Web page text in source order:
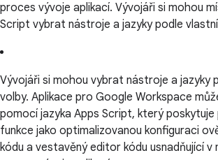
proces vývoje aplikací. Vývojáři si mohou
Script vybrat nástroje a jazyky podle
Vývojáři si mohou vybrat nástroje a jazyky
volby. Aplikace pro Google Workspace
pomocí jazyka Apps Script, který
funkce jako optimalizovanou konfiguraci
kódu a vestavěný editor kódu usnadňující v